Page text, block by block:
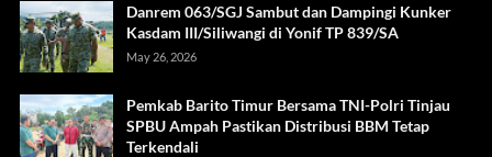
Danrem 063/SGJ Sambut dan Dampingi Kunker
Kasdam III/Siliwangi di Yonif TP 839/SA
May 26, 2026
Pemkab Barito Timur Bersama TNI-Polri Tinjau
SPBU Ampah Pastikan Distribusi BBM Tetap
Terkendali